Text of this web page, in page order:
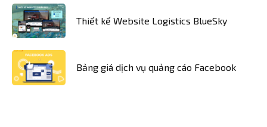
Thiết kế Website Logistics BlueSky
Bảng giá dịch vụ quảng cáo Facebook